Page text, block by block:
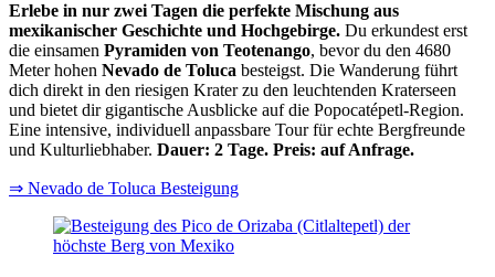
Erlebe in nur zwei Tagen die perfekte Mischung aus
mexikanischer Geschichte und Hochgebirge. Du erkundest erst
die einsamen Pyramiden von Teotenango, bevor du den 4680
Meter hohen Nevado de Toluca besteigst. Die Wanderung führt
dich direkt in den riesigen Krater zu den leuchtenden Kraterseen
und bietet dir gigantische Ausblicke auf die Popocatépetl-Region.
Eine intensive, individuell anpassbare Tour für echte Bergfreunde
und Kulturliebhaber. Dauer: 2 Tage. Preis: auf Anfrage.
⇒ Nevado de Toluca Besteigung